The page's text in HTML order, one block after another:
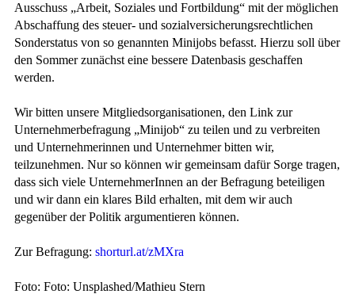
Ausschuss „Arbeit, Soziales und Fortbildung“ mit der möglichen
Abschaffung des steuer- und sozialversicherungsrechtlichen
Sonderstatus von so genannten Minijobs befasst. Hierzu soll über
den Sommer zunächst eine bessere Datenbasis geschaffen
werden.
Wir bitten unsere Mitgliedsorganisationen, den Link zur
Unternehmerbefragung „Minijob“ zu teilen und zu verbreiten
und Unternehmerinnen und Unternehmer bitten wir,
teilzunehmen. Nur so können wir gemeinsam dafür Sorge tragen,
dass sich viele UnternehmerInnen an der Befragung beteiligen
und wir dann ein klares Bild erhalten, mit dem wir auch
gegenüber der Politik argumentieren können.
Zur Befragung: shorturl.at/zMXra
Foto: Foto: Unsplashed/Mathieu Stern